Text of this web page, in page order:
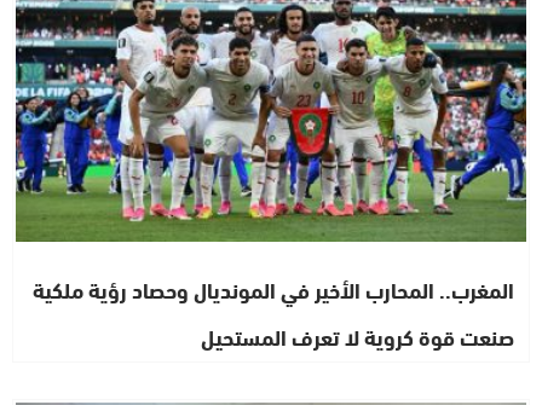
المغرب.. المحارب الأخير في المونديال وحصاد رؤية ملكية
صنعت قوة كروية لا تعرف المستحيل